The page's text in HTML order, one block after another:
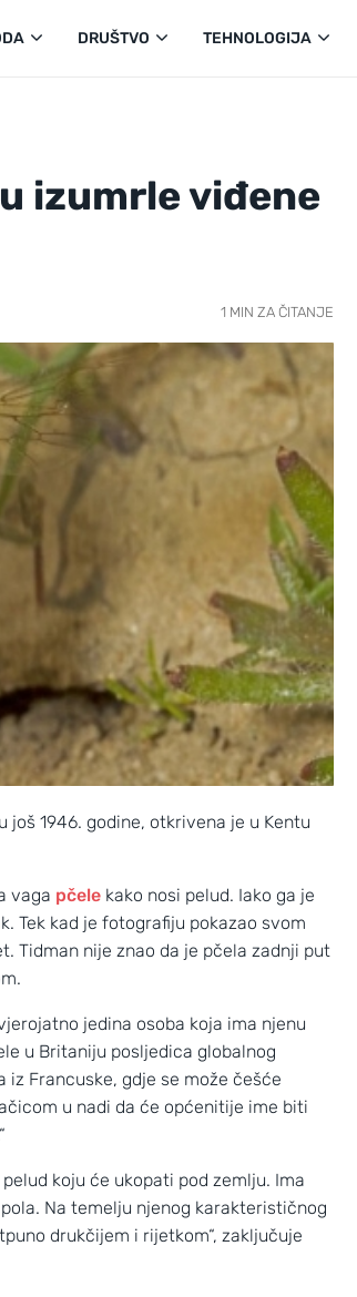
DRUŠTVO TEHNOLOGIJA
izumrle viđene
1 MIN ZA ČITANJE
1946. godine, otkrivena je u Kentu
vaga pčele kako nosi pelud. Iako ga je
Tek kad je fotografiju pokazao svom
Tidman nije znao da je pčela zadnji put
jedina osoba koja ima njenu
u Britaniju posljedica globalnog
Francuske, gdje se može češće
u nadi da će općenitije ime biti
koju će ukopati pod zemlju. Ima
Na temelju njenog karakterističnog
drukčijem i rijetkom“, zaključuje